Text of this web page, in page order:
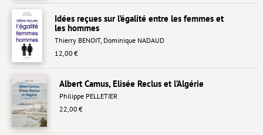
Index général des titres
Idées reçues sur l’égalité entre les femmes et
les hommes
Thierry BENOIT, Dominique NADAUD
12,00 €
Albert Camus, Elisée Reclus et l’Algérie
Philippe PELLETIER
22,00 €